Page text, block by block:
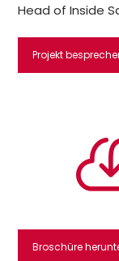
Head of Inside
Projekt
Broschüre